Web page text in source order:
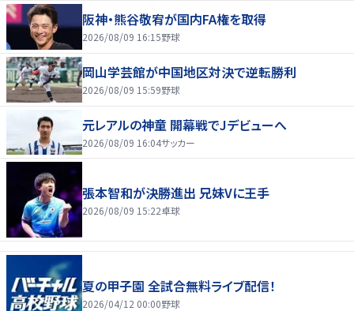
阪神・熊谷敬宥が国内FA権を取得
2026/08/09 16:15野球
岡山学芸館が中国地区対決で逆転勝利
2026/08/09 15:59野球
元レアルの神童 開幕戦でJデビューへ
2026/08/09 16:04サッカー
張本智和が決勝進出 兄妹Vに王手
2026/08/09 15:22卓球
夏の甲子園 全試合無料ライブ配信！
2026/04/12 00:00野球